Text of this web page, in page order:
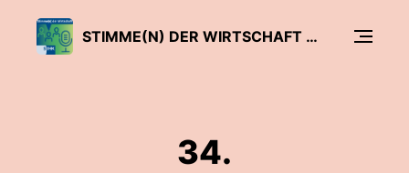
STIMME(N) DER WIRTSCHAFT - DER SIHK PODCAST
34.